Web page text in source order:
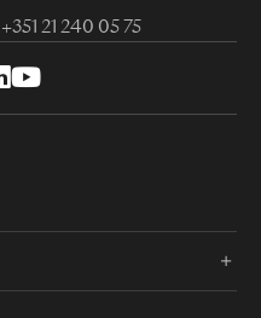
+351 21 240 05 75